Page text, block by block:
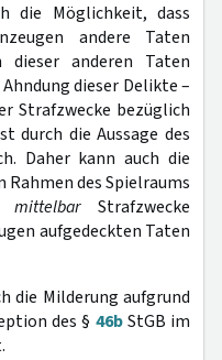
die Möglichkeit, dass
andere Taten
dieser anderen Taten
dieser Delikte –
Strafzwecke bezüglich
durch die Aussage des
Daher kann auch die
des Spielraums
mittelbarStrafzwecke
aufgedeckten Taten
die Milderung aufgrund
des § 46bStGB im